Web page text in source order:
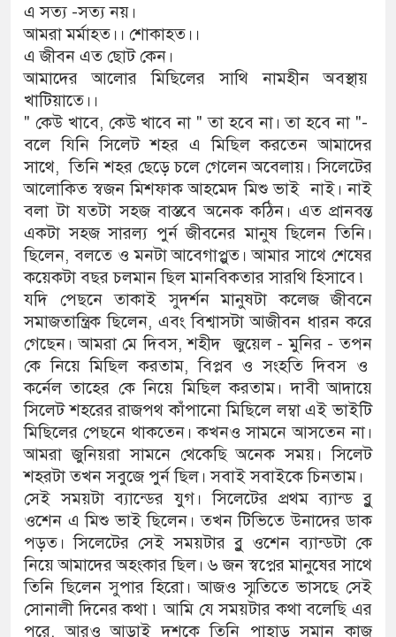
এ সত্য -সত্য নয়।
আমরা মর্মাহত।। শোকাহত।।
এ জীবন এত ছোট কেন।
আমাদের আলোর মিছিলের সাথি নামহীন অবস্থায়
খাটিয়াতে।।
" কেউ খাবে, কেউ খাবে না " তা হবে না। তা হবে না "-
বলে যিনি সিলেট শহর এ মিছিল করতেন আমাদের
সাথে, তিনি শহর ছেড়ে চলে গেলেন অবেলায়। সিলেটের
আলোকিত স্বজন মিশফাক আহমেদ মিশু ভাই নাই। নাই
বলা টা যতটা সহজ বাস্তবে অনেক কঠিন। এত প্রানবন্ত
একটা সহজ সারল্য পুর্ন জীবনের মানুষ ছিলেন তিনি।
ছিলেন, বলতে ও মনটা আবেগাপ্লুত। আমার সাথে শেষের
কয়েকটা বছর চলমান ছিল মানবিকতার সারথি হিসাবে ৷
যদি পেছনে তাকাই সুদর্শন মানুষটা কলেজ জীবনে
সমাজতান্ত্রিক ছিলেন, এবং বিশ্বাসটা আজীবন ধারন করে
গেছেন। আমরা মে দিবস, শহীদ জুয়েল - মুনির - তপন
কে নিয়ে মিছিল করতাম, বিপ্লব ও সংহতি দিবস ও
কর্নেল তাহের কে নিয়ে মিছিল করতাম। দাবী আদায়ে
সিলেট শহরের রাজপথ কাঁপানো মিছিলে লম্বা এই ভাইটি
মিছিলের পেছনে থাকতেন। কখনও সামনে আসতেন না।
আমরা জুনিয়রা সামনে থেকেছি অনেক সময়। সিলেট
শহরটা তখন সবুজে পুর্ন ছিল। সবাই সবাইকে চিনতাম।
সেই সময়টা ব্যান্ডের যুগ। সিলেটের প্রথম ব্যান্ড ব্লু
ওশেন এ মিশু ভাই ছিলেন। তখন টিভিতে উনাদের ডাক
পড়ত। সিলেটের সেই সময়টার ব্লু ওশেন ব্যান্ডটা কে
নিয়ে আমাদের অহংকার ছিল। ৬ জন স্বপ্নের মানুষের সাথে
তিনি ছিলেন সুপার হিরো। আজও স্মৃতিতে ভাসছে সেই
সোনালী দিনের কথা ৷ আমি যে সময়টার কথা বলেছি এর
পরে, আরও আড়াই দশকে তিনি পাহাড় সমান কাজ